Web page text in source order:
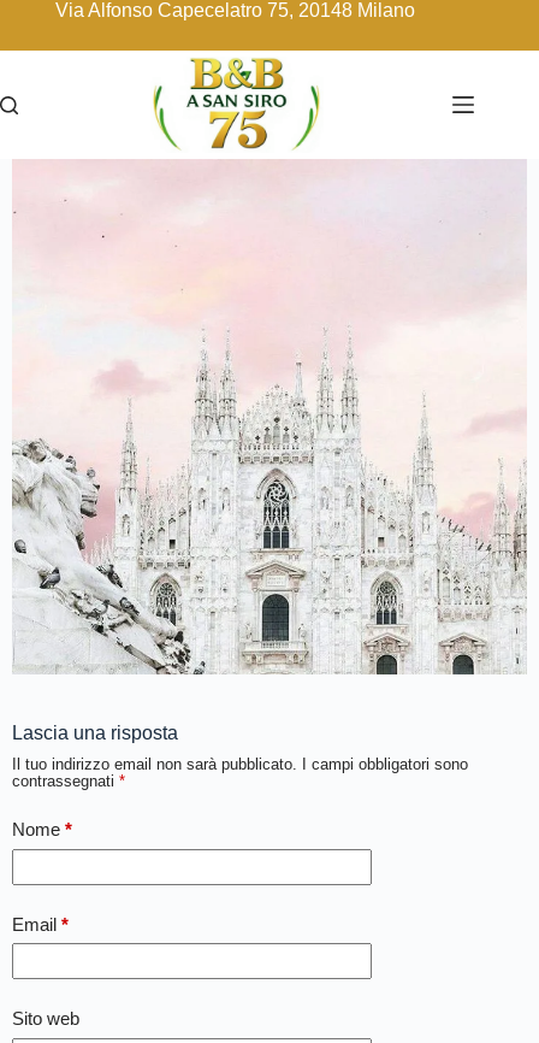
Via Alfonso Capecelatro 75, 20148 Milano
Lascia una risposta
Il tuo indirizzo email non sarà pubblicato.
I campi obbligatori sono
contrassegnati *
Nome *
Email *
Sito web